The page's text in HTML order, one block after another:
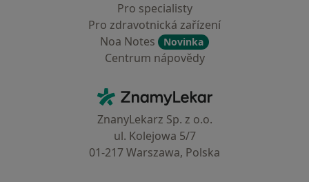
Pro specialisty
Pro zdravotnická zařízení
Noa Notes
Novinka
Centrum nápovědy
ZnamyLekar - Hlavní stránka
ZnanyLekarz Sp. z o.o.
ul. Kolejowa 5/7
01-217 Warszawa, Polska